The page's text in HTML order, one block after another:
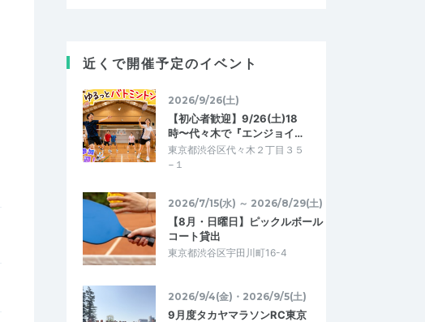
近くで開催予定のイベント
2026/9/26(土)
【初心者歓迎】9/26(土)18
時〜代々木で『エンジョイ…
東京都渋谷区代々木２丁目３５
−１
2026/7/15(水) ～ 2026/8/29(土)
【8月・日曜日】ピックルボール
コート貸出
東京都渋谷区宇田川町16-4
2026/9/4(金)・2026/9/5(土)
9月度タカヤマラソンRC東京